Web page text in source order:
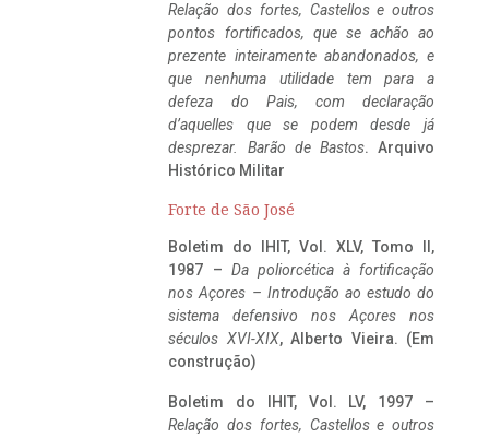
Relação dos fortes, Castellos e outros
pontos fortificados, que se achão ao
prezente inteiramente abandonados, e
que nenhuma utilidade tem para a
defeza do Pais, com declaração
d’aquelles que se podem desde já
desprezar. Barão de Bastos. Arquivo
Histórico Militar
Forte de São José
Boletim do IHIT, Vol. XLV, Tomo II,
1987 – Da poliorcética à fortificação
nos Açores – Introdução ao estudo do
sistema defensivo nos Açores nos
séculos XVI-XIX, Alberto Vieira. (Em
construção)
Boletim do IHIT, Vol. LV, 1997 –
Relação dos fortes, Castellos e outros